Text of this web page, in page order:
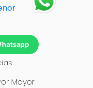
Mayor